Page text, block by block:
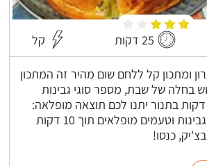
25 דקות קל
ומתכון קל ללחם שום מהיר זה המתכון
בחלה של שבת, מספר סוגי גבינות
בתנור יתנו לכם תוצאה מופלאה:
לחם שום מהיר עם גבינות וטעמים מופלאים תוך 10 דקות
כנסו!